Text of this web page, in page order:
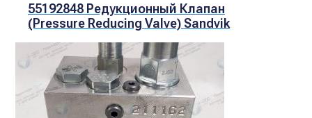
55192848 Редукционный Клапан
(Pressure Reducing Valve) Sandvik